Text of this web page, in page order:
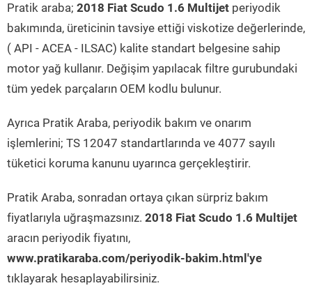
Pratik araba; 2018 Fiat Scudo 1.6 Multijet periyodik
bakımında, üreticinin tavsiye ettiği viskotize değerlerinde,
( API - ACEA - ILSAC) kalite standart belgesine sahip
motor yağ kullanır. Değişim yapılacak filtre gurubundaki
tüm yedek parçaların OEM kodlu bulunur.
Ayrıca Pratik Araba, periyodik bakım ve onarım
işlemlerini; TS 12047 standartlarında ve 4077 sayılı
tüketici koruma kanunu uyarınca gerçekleştirir.
Pratik Araba, sonradan ortaya çıkan sürpriz bakım
fiyatlarıyla uğraşmazsınız. 2018 Fiat Scudo 1.6 Multijet
aracın periyodik fiyatını,
www.pratikaraba.com/periyodik-bakim.html'ye
tıklayarak hesaplayabilirsiniz.